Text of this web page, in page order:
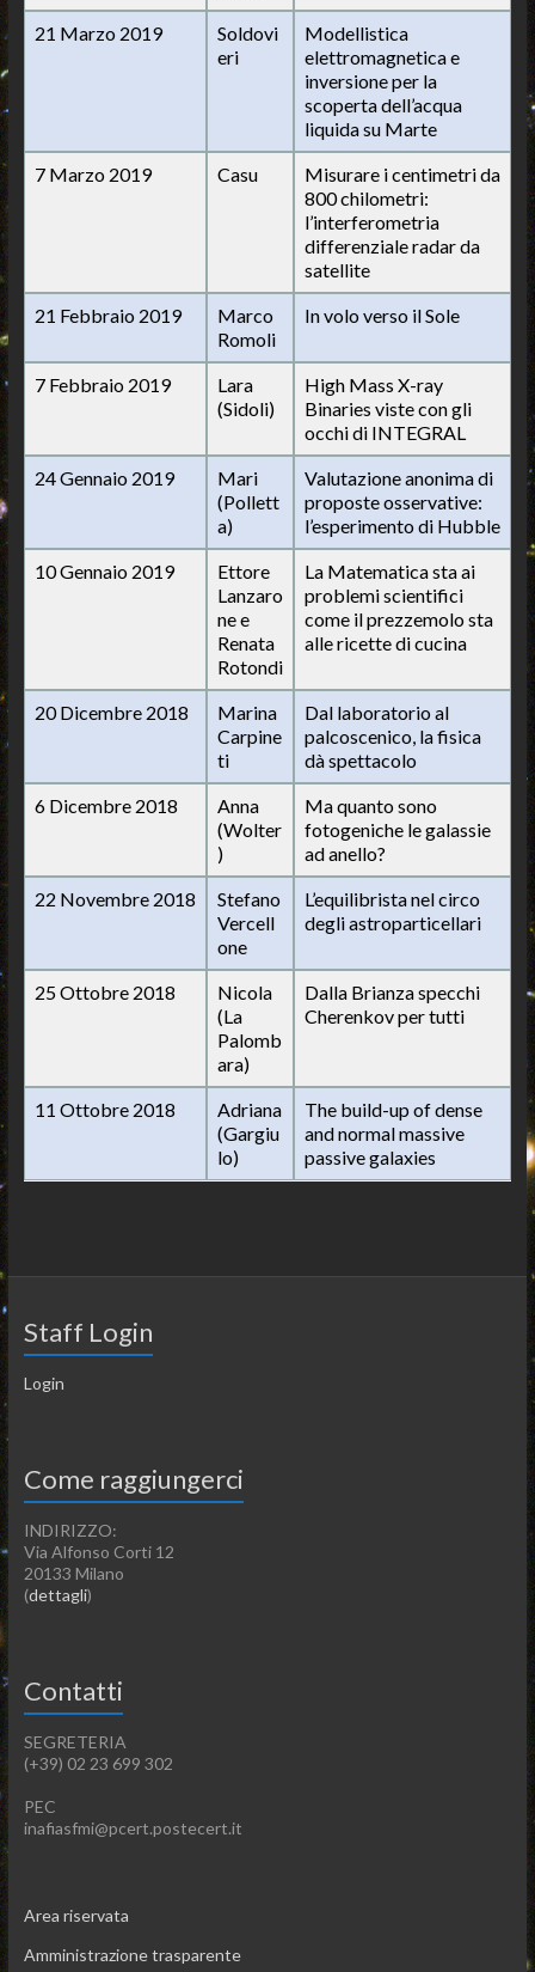
21 Marzo 2019
Soldovi
eri
Modellistica
elettromagnetica e
inversione per la
scoperta dell’acqua
liquida su Marte
7 Marzo 2019
Casu
Misurare i centimetri da
800 chilometri:
l’interferometria
differenziale radar da
satellite
21 Febbraio 2019
Marco
Romoli
In volo verso il Sole
7 Febbraio 2019
Lara
(Sidoli)
High Mass X-ray
Binaries viste con gli
occhi di INTEGRAL
24 Gennaio 2019
Mari
(Pollett
a)
Valutazione anonima di
proposte osservative:
l’esperimento di Hubble
10 Gennaio 2019
Ettore
Lanzaro
ne e
Renata
Rotondi
La Matematica sta ai
problemi scientifici
come il prezzemolo sta
alle ricette di cucina
20 Dicembre 2018
Marina
Carpine
ti
Dal laboratorio al
palcoscenico, la fisica
dà spettacolo
6 Dicembre 2018
Anna
(Wolter
)
Ma quanto sono
fotogeniche le galassie
ad anello?
22 Novembre 2018
Stefano
Vercell
one
L’equilibrista nel circo
degli astroparticellari
25 Ottobre 2018
Nicola
(La
Palomb
ara)
Dalla Brianza specchi
Cherenkov per tutti
11 Ottobre 2018
Adriana
(Gargiu
lo)
The build-up of dense
and normal massive
passive galaxies
Staff Login
Login
Come raggiungerci
INDIRIZZO:
Via Alfonso Corti 12
20133 Milano
(dettagli)
Contatti
SEGRETERIA
(+39) 02 23 699 302
PEC
inafiasfmi@pcert.postecert.it
Area riservata
Amministrazione trasparente